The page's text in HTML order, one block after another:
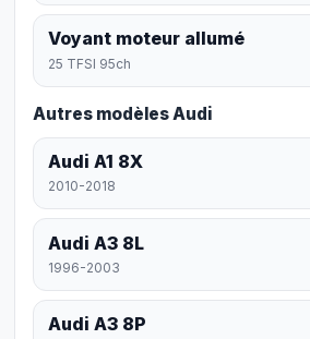
Voyant moteur allumé
25 TFSI 95ch
Autres modèles Audi
Audi A1 8X
2010-2018
Audi A3 8L
1996-2003
Audi A3 8P